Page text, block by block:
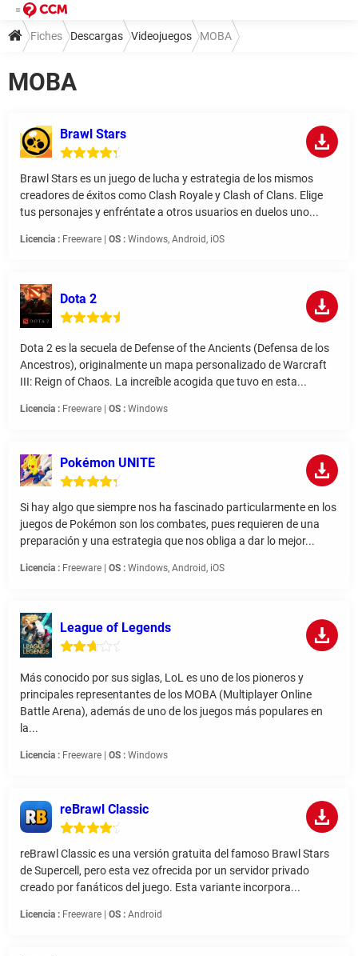
Fiches Descargas Videojuegos MOBA
MOBA
Brawl Stars
Brawl Stars es un juego de lucha y estrategia de los mismos
creadores de éxitos como Clash Royale y Clash of Clans. Elige
tus personajes y enfréntate a otros usuarios en duelos uno...
Licencia : Freeware | OS : Windows, Android, iOS
Dota 2
Dota 2 es la secuela de Defense of the Ancients (Defensa de los
Ancestros), originalmente un mapa personalizado de Warcraft
III: Reign of Chaos. La increíble acogida que tuvo en esta...
Licencia : Freeware | OS : Windows
Pokémon UNITE
Si hay algo que siempre nos ha fascinado particularmente en los
juegos de Pokémon son los combates, pues requieren de una
preparación y una estrategia que nos obliga a dar lo mejor...
Licencia : Freeware | OS : Windows, Android, iOS
League of Legends
Más conocido por sus siglas, LoL es uno de los pioneros y
principales representantes de los MOBA (Multiplayer Online
Battle Arena), además de uno de los juegos más populares en
la...
Licencia : Freeware | OS : Windows
reBrawl Classic
reBrawl Classic es una versión gratuita del famoso Brawl Stars
de Supercell, pero esta vez ofrecida por un servidor privado
creado por fanáticos del juego. Esta variante incorpora...
Licencia : Freeware | OS : Android